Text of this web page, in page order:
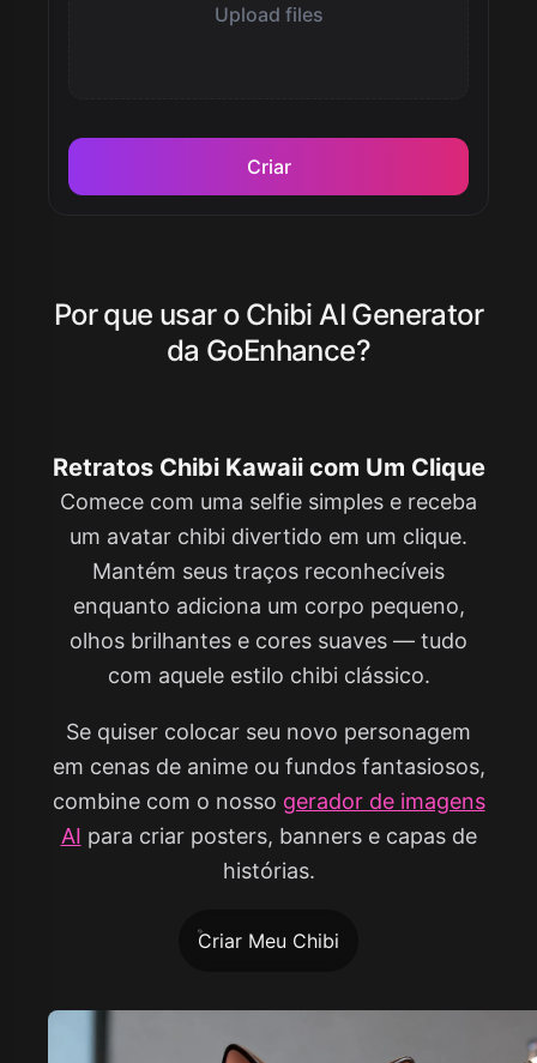
Upload files
Criar
Por que usar o Chibi AI Generator
da GoEnhance?
Retratos Chibi Kawaii com Um Clique
Comece com uma selfie simples e receba
um avatar chibi divertido em um clique.
Mantém seus traços reconhecíveis
enquanto adiciona um corpo pequeno,
olhos brilhantes e cores suaves — tudo
com aquele estilo chibi clássico.
Se quiser colocar seu novo personagem
em cenas de anime ou fundos fantasiosos,
combine com o nosso gerador de imagens
AI para criar posters, banners e capas de
histórias.
Criar Meu Chibi